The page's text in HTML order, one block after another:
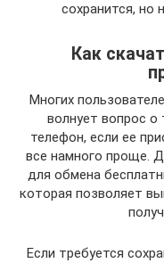
сохранится, но
Как
Многих
волнует вопрос о
телефон, если ее
все намного проще.
для обмена
которая позволяет
Если требуется